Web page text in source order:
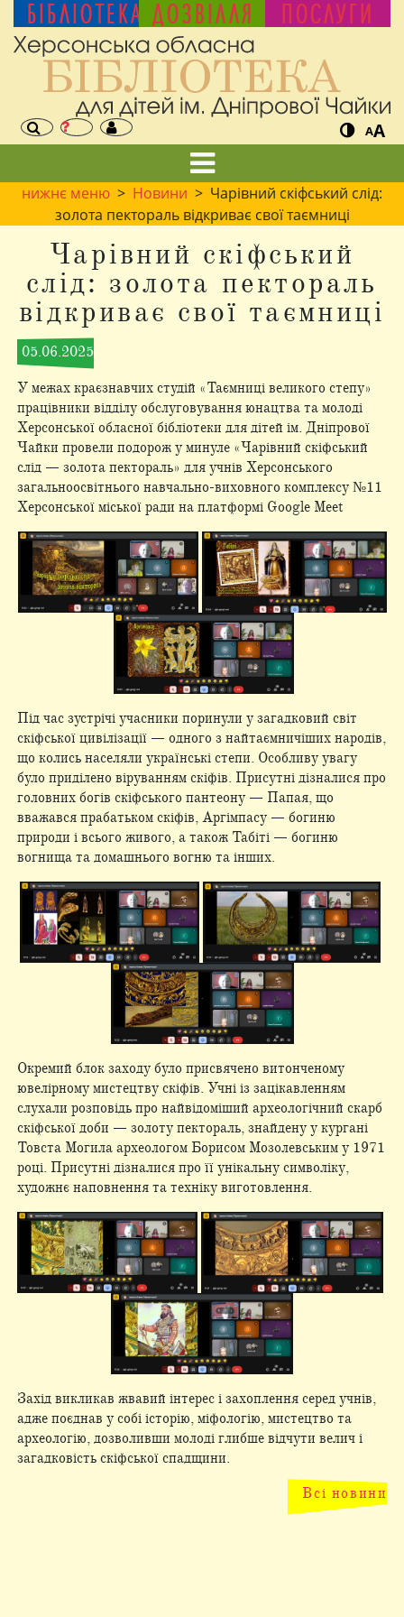
БІБЛІОТЕКА ДОЗВІЛЛЯ ПОСЛУГИ
AA
нижнє меню > Новини > Чарівний скіфський слід:
золота пектораль відкриває свої таємниці
Чарівний скіфський
слід: золота пектораль
відкриває свої таємниці
05.06.2025
У межах краєзнавчих студій «Таємниці великого степу»
працівники відділу обслуговування юнацтва та молоді
Херсонської обласної бібліотеки для дітей ім. Дніпрової
Чайки провели подорож у минуле «Чарівний скіфський
слід — золота пектораль» для учнів Херсонського
загальноосвітнього навчально-виховного комплексу №11
Херсонської міської ради на платформі Google Meet
Під час зустрічі учасники поринули у загадковий світ
скіфської цивілізації — одного з найтаємничіших народів,
що колись населяли українські степи. Особливу увагу
було приділено віруванням скіфів. Присутні дізналися про
головних богів скіфського пантеону — Папая, що
вважався прабатьком скіфів, Аргімпасу — богиню
природи і всього живого, а також Табіті — богиню
вогнища та домашнього вогню та інших.
Окремий блок заходу було присвячено витонченому
ювелірному мистецтву скіфів. Учні із зацікавленням
слухали розповідь про найвідоміший археологічний скарб
скіфської доби — золоту пектораль, знайдену у кургані
Товста Могила археологом Борисом Мозолевським у 1971
році. Присутні дізналися про її унікальну символіку,
художнє наповнення та техніку виготовлення.
Захід викликав жвавий інтерес і захоплення серед учнів,
адже поєднав у собі історію, міфологію, мистецтво та
археологію, дозволивши молоді глибше відчути велич і
загадковість скіфської спадщини.
Всі новини